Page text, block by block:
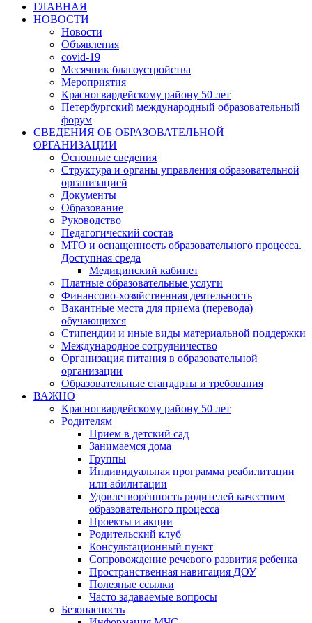
ГЛАВНАЯ
НОВОСТИ
Новости
Объявления
covid-19
Месячник благоустройства
Мероприятия
Красногвардейскому району 50 лет
Петербургский международный образовательный
форум
СВЕДЕНИЯ ОБ ОБРАЗОВАТЕЛЬНОЙ
ОРГАНИЗАЦИИ
Основные сведения
Структура и органы управления образовательной
организацией
Документы
Образование
Руководство
Педагогический состав
МТО и оснащенность образовательного процесса.
Доступная среда
Медицинский кабинет
Платные образовательные услуги
Финансово-хозяйственная деятельность
Вакантные места для приема (перевода)
обучающихся
Стипендии и иные виды материальной поддержки
Международное сотрудничество
Организация питания в образовательной
организации
Образовательные стандарты и требования
ВАЖНО
Красногвардейскому району 50 лет
Родителям
Прием в детский сад
Занимаемся дома
Группы
Индивидуальная программа реабилитации
или абилитации
Удовлетворённость родителей качеством
образовательного процесса
Проекты и акции
Родительский клуб
Консультационный пункт
Сопровождение речевого развития ребенка
Пространственная навигация ДОУ
Полезные ссылки
Часто задаваемые вопросы
Безопасность